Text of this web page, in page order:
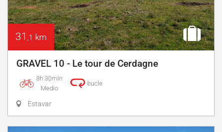
31 ,1 km
GRAVEL 10 - Le tour de Cerdagne
3h 30min
Medio
bucle
Estavar